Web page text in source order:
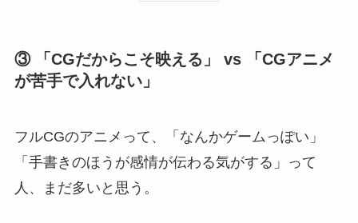
③ 「CGだからこそ映える」 vs 「CGアニメ
が苦手で入れない」
フルCGのアニメって、「なんかゲームっぽい」
「手書きのほうが感情が伝わる気がする」って
人、まだ多いと思う。